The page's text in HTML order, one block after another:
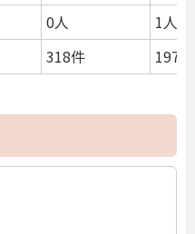
0人
1人
318件 1971